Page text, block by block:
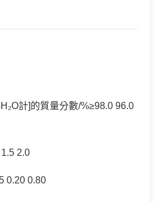
計]的質量分數/%≥98.0 96.0
2.0
0.20 0.80